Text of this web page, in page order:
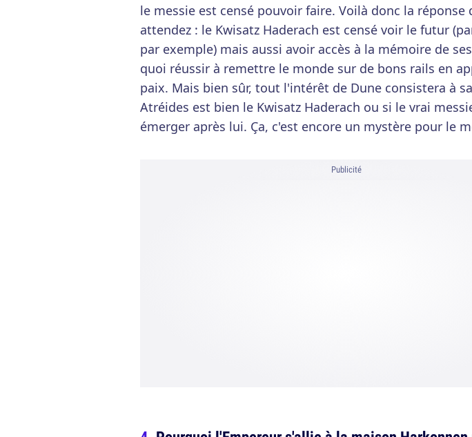
le messie est censé pouvoir faire. Voilà donc la réponse
attendez : le Kwisatz Haderach est censé voir le futur
par exemple) mais aussi avoir accès à la mémoire de
quoi réussir à remettre le monde sur de bons rails en
paix. Mais bien sûr, tout l'intérêt de Dune consistera à
Atréides est bien le Kwisatz Haderach ou si le vrai
émerger après lui. Ça, c'est encore un mystère pour le
Publicité